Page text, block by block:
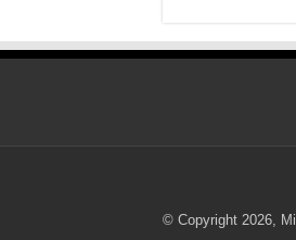
© Copyright 2026,